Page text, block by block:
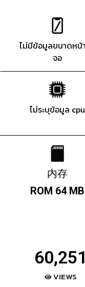
ไม่มีข้อมูลขนาดหน้
จอ
ไม่ระบุข้อมูล cpu
内存
ROM 64 MB
60,251
VIEWS